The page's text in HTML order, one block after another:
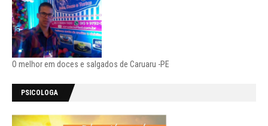
O melhor em doces e salgados de Caruaru -PE
PSICOLOGA